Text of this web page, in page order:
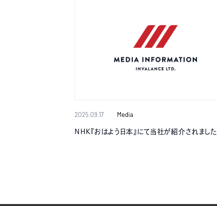
2025.09.17 Media
NHK『おはよう日本』にて当社が紹介されました